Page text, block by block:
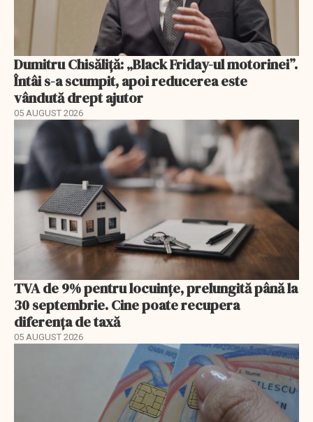
Dumitru Chisăliță: „Black Friday-ul motorinei”.
Întâi s-a scumpit, apoi reducerea este
vândută drept ajutor
05 AUGUST 2026
TVA de 9% pentru locuințe, prelungită până la
30 septembrie. Cine poate recupera
diferența de taxă
05 AUGUST 2026